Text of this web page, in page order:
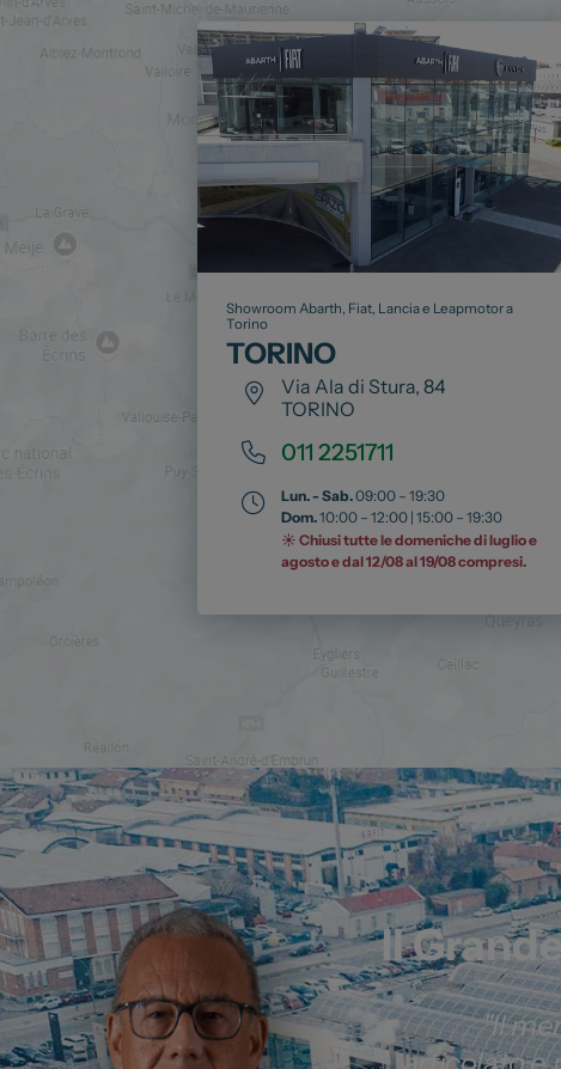
Showroom Abarth, Fiat, Lancia e Leapmotor a
Torino
TORINO
Via Ala di Stura, 84
TORINO
011 2251711
Lun. - Sab.09:00 – 19:30
Dom.10:00 – 12:00 | 15:00 – 19:30
☀️ Chiusi tutte le domeniche di luglio e
agosto e dal 12/08 al 19/08 compresi.
Il
"Il